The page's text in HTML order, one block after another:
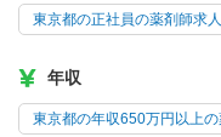
東京都の正社員の薬剤師求人
年収
東京都の年収650万円以上の